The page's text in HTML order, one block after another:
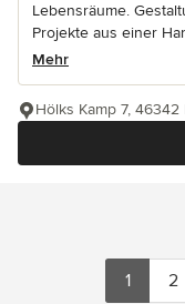
Lebensräume.
Projekte aus einer
Mehr
Hölks Kamp 7, 46342
1 2